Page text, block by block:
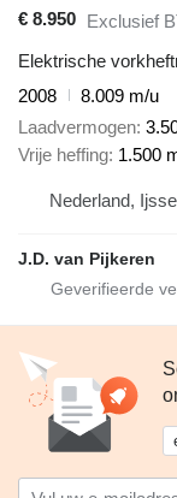
€ 8.950 Exclusief
Elektrische
2008
8.009 m/u
Laadvermogen
Vrije heffing 1.500
Nederland,
J.D. van Pijkeren